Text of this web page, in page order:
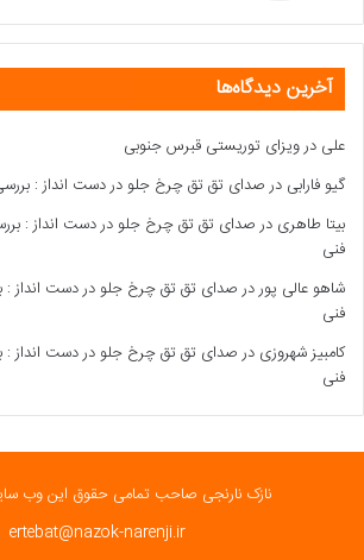
آخرین دیدگاه‌ها
علی درویزای توریستی قبرس جنوبی
گیو فارابی درصدای تق تق چرخ جلو در دست انداز :
بیتا طاهری درصدای تق تق چرخ جلو در دست انداز :
فنی
شاهو عالی پوردرصدای تق تق چرخ جلو در دست انداز
فنی
کامبیز شهروزی درصدای تق تق چرخ جلو در دست انداز
فنی
نازک نارنجی صاحب تمامی حقوق این وب
ertebat@nazok-narenji.ir